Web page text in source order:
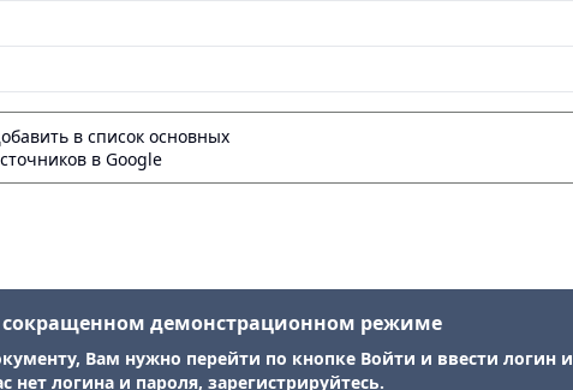
в список основных
в Google
сокращенном демонстрационном режиме
Вам нужно перейти по кнопке Войти и ввести логин и
нет логина и пароля, зарегистрируйтесь.